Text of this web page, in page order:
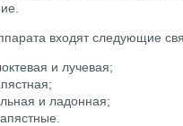
входят следующие
и лучевая;
и ладонная;